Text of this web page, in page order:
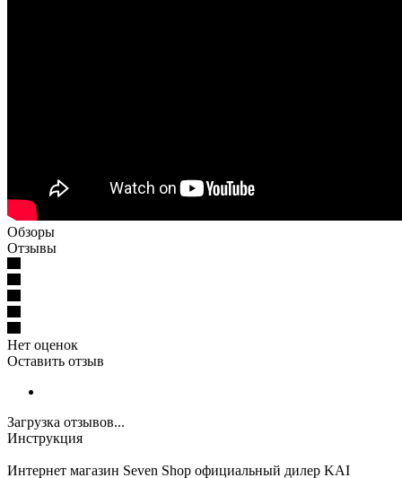
Обзоры
Отзывы
Нет оценок
Оставить отзыв
Загрузка отзывов...
Инструкция
Интернет магазин Seven Shop официальный дилер KAI